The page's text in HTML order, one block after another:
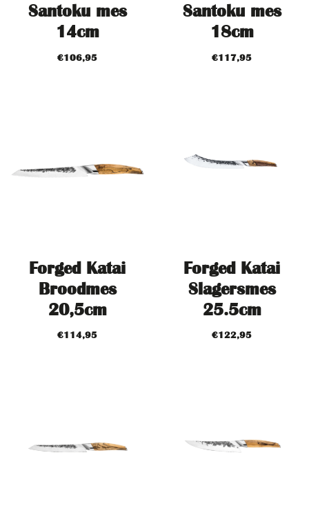
Santoku mes
14cm
€106,95
Santoku mes
18cm
€117,95
Forged Katai
Broodmes
20,5cm
€114,95
Forged Katai
Slagersmes
25.5cm
€122,95